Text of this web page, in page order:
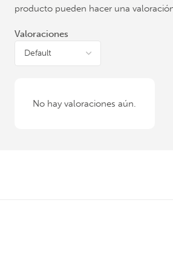
Valoraciones
No hay valoraciones aún.
producto pueden hacer una